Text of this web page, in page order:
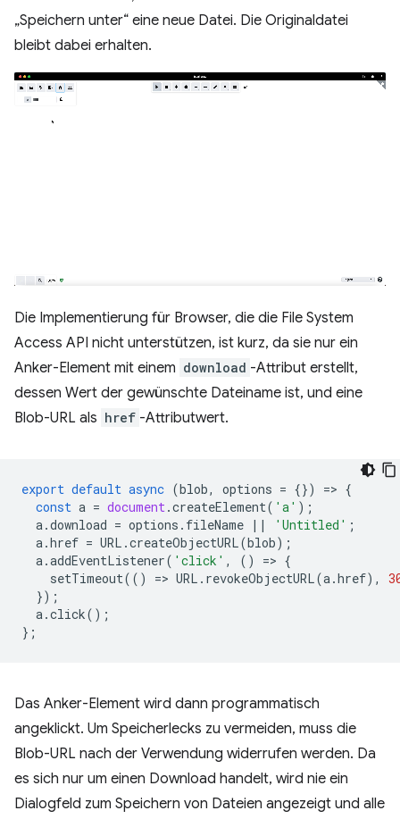
„Speichern unter“ eine neue Datei. Die Originaldatei
bleibt dabei erhalten.
Die Implementierung für Browser, die die File System
Access API nicht unterstützen, ist kurz, da sie nur ein
Anker-Element mit einem download -Attribut erstellt,
dessen Wert der gewünschte Dateiname ist, und eine
Blob-URL als href -Attributwert.
export default async (blob, options = {}) => {
const a = document.createElement( 'a' );
a.download = options . fileName || 'Untitled' ;
a.href = URL .createObjectURL(blob);
a.addEventListener( 'click' , () => {
setTimeout(() => URL . revokeObjectURL(a.href),
});
a.click();
};
Das Anker-Element wird dann programmatisch
angeklickt. Um Speicherlecks zu vermeiden, muss die
Blob-URL nach der Verwendung widerrufen werden. Da
es sich nur um einen Download handelt, wird nie ein
Dialogfeld zum Speichern von Dateien angezeigt und alle